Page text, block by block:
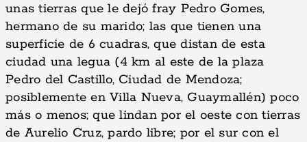
unas tierras que le dejó fray Pedro Gomes,
hermano de su marido; las que tienen una
superficie de 6 cuadras, que distan de esta
ciudad una legua (4 km al este de la plaza
Pedro del Castillo, Ciudad de Mendoza;
posiblemente en Villa Nueva, Guaymallén) poco
más o menos; que lindan por el oeste con tierras
de Aurelio Cruz, pardo libre; por el sur con el